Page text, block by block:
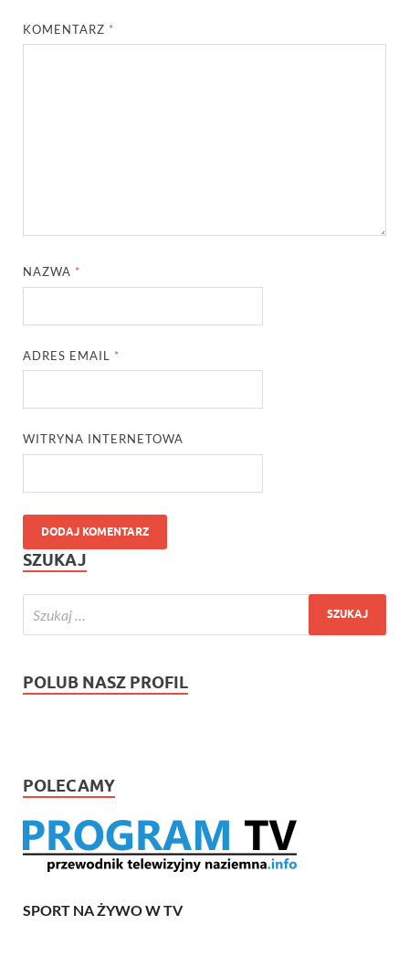
KOMENTARZ *
NAZWA *
ADRES EMAIL *
WITRYNA INTERNETOWA
SZUKAJ
POLUB NASZ PROFIL
POLECAMY
SPORT NA ŻYWO W TV